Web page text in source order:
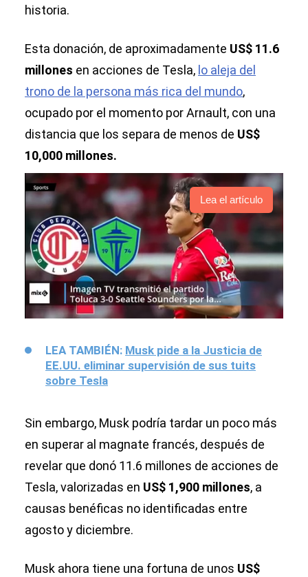
historia.
Esta donación, de aproximadamente US$ 11.6
millones en acciones de Tesla, lo aleja del
trono de la persona más rica del mundo,
ocupado por el momento por Arnault, con una
distancia que los separa de menos de US$
10,000 millones.
Lea el artículo
LEA TAMBIÉN: Musk pide a la Justicia de
EE.UU. eliminar supervisión de sus tuits
sobre Tesla
Sin embargo, Musk podría tardar un poco más
en superar al magnate francés, después de
revelar que donó 11.6 millones de acciones de
Tesla, valorizadas en US$ 1,900 millones, a
causas benéficas no identificadas entre
agosto y diciembre.
Musk ahora tiene una fortuna de unos US$